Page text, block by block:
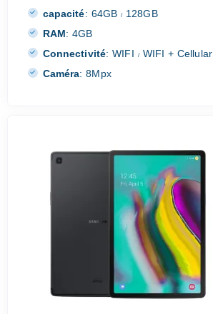
capacité: 64GB/ 128GB
RAM: 4GB
Connectivité: WIFI /WIFI + Cellular
Caméra: 8Mpx